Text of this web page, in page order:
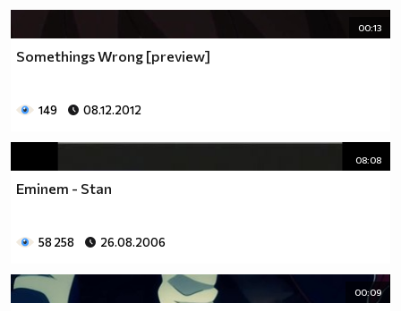
00:13
Somethings Wrong [preview]
149 08.12.2012
08:08
Eminem - Stan
58 258 26.08.2006
00:09